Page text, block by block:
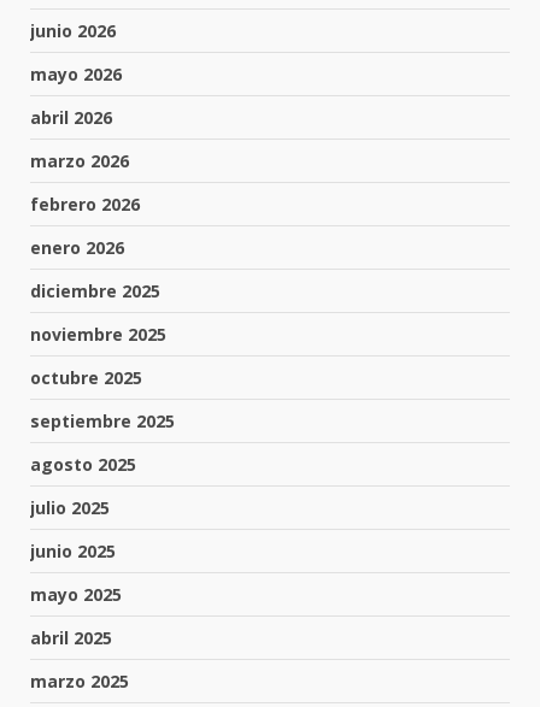
junio 2026
mayo 2026
abril 2026
marzo 2026
febrero 2026
enero 2026
diciembre 2025
noviembre 2025
octubre 2025
septiembre 2025
agosto 2025
julio 2025
junio 2025
mayo 2025
abril 2025
marzo 2025